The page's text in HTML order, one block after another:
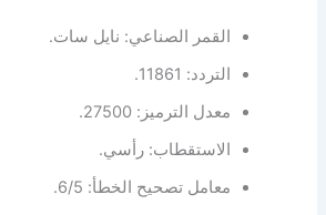
القمر الصناعي: نايل سات.
التردد: 11861.
معدل الترميز: 27500.
الاستقطاب: رأسي.
معامل تصحيح الخطأ: 6/5.